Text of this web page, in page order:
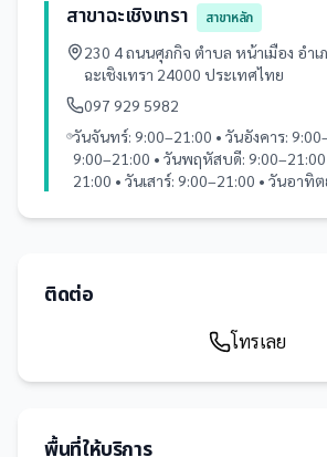
สาขาฉะเชิงเทรา
สาขาหลัก
230 4 ถนนศุภกิจ ตำบล หน้าเมือง อำเภ
ฉะเชิงเทรา 24000 ประเทศไทย
097 929 5982
วันจันทร์: 9:00–21:00 • วันอังคาร:
9:00–21:00 • วันพฤหัสบดี: 9:00–21:00
21:00 • วันเสาร์: 9:00–21:00 • วันอาทิ
ติดต่อ
โทรเลย
พื้นที่ให้บริการ